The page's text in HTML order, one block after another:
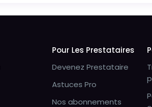
Pour Les Prestataires
Devenez Prestataire
Astuces Pro
Nos abonnements